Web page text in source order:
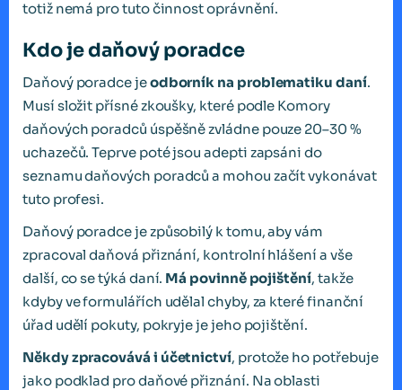
totiž nemá pro tuto činnost oprávnění.
Kdo je daňový poradce
Daňový poradce jeodborník na problematiku daní.
Musí složit přísné zkoušky, které podle Komory
daňových poradců úspěšně zvládne pouze 20–30 %
uchazečů. Teprve poté jsou adepti zapsáni do
seznamu daňových poradců a mohou začít vykonávat
tuto profesi.
Daňový poradce je způsobilý k tomu, aby vám
zpracoval daňová přiznání, kontrolní hlášení a vše
další, co se týká daní. Má povinně pojištění, takže
kdyby ve formulářích udělal chyby, za které finanční
úřad udělí pokuty, pokryje je jeho pojištění.
Někdy zpracovává i účetnictví, protože ho potřebuje
jako podklad pro daňové přiznání. Na oblasti